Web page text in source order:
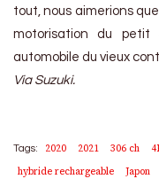
tout, nous aimerions
motorisation du petit
automobile du vieux
Via Suzuki.
Tags: 2020 2021 306 ch
hybride rechargeable
Japon